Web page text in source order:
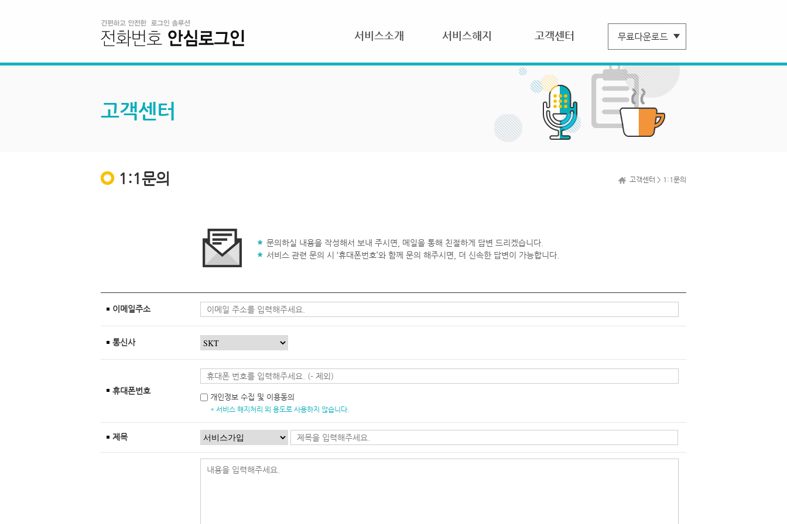
서비스소개 서비스해지 고객센터
고객센터
1:1문의 고객센터 > 1:1문의
문의하실 내용을 작성해서 보내 주시면, 메일을 통해 친절하게 답변 드리겠습니다.
서비스 관련 문의 시 ‘휴대폰번호’와 함께 문의 해주시면, 더 신속한 답변이 가능합니다.
이메일주소
통신사
휴대폰번호
개인정보 수집 및 이용동의
* 서비스 해지처리 외 용도로 사용하지 않습니다.
제목